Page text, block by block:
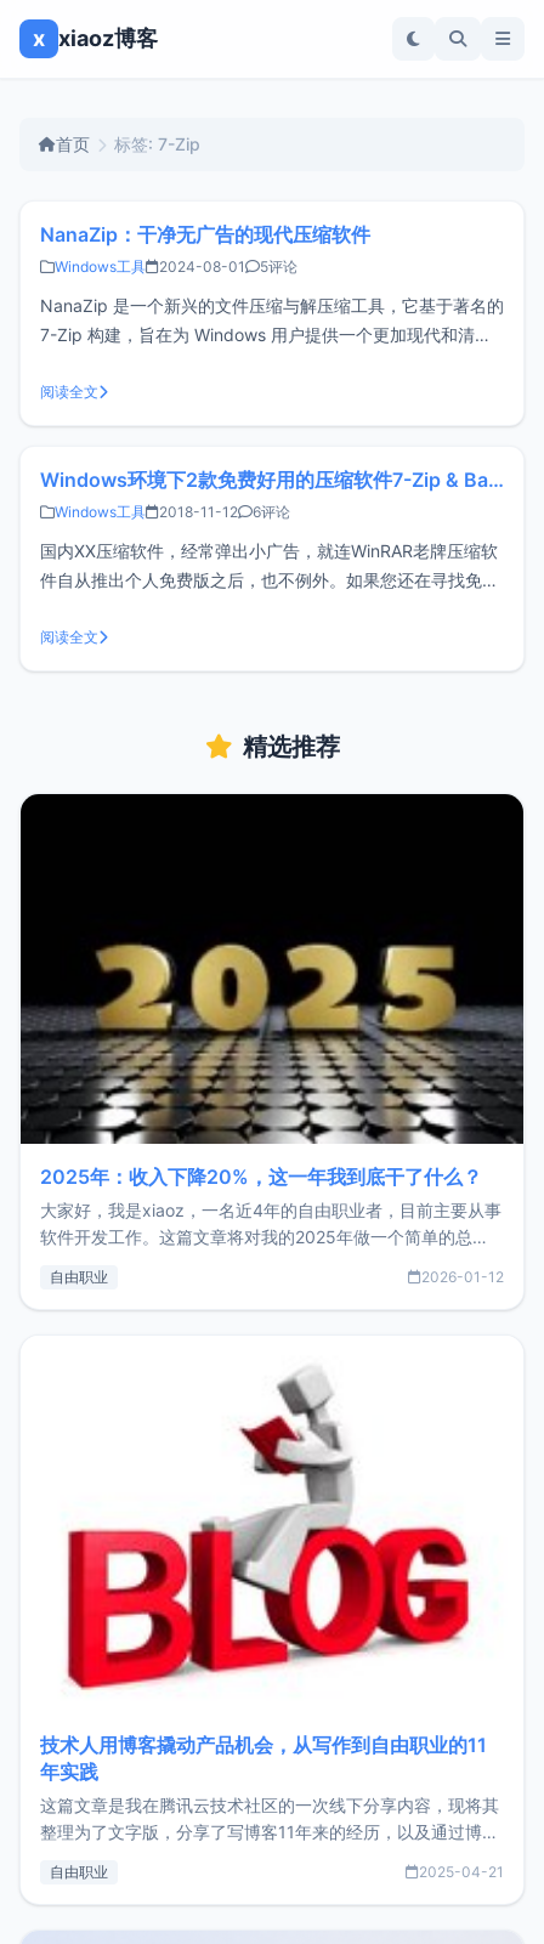
x xiaoz博客
首页 标签: 7-Zip
NanaZip：干净无广告的现代压缩软件
Windows工具 2024-08-01 5评论
NanaZip 是一个新兴的文件压缩与解压缩工具，它基于著名的
7-Zip 构建，旨在为 Windows 用户提供一个更加现代和清洁
高效又易于使用。该软件支持多种压缩格式，包括但不限于
7z、ZIP、RAR 等，且完美集成 Windows
阅读全文
Windows环境下2款免费好用的压缩软件7-Zip & Bandizip
Windows工具 2018-11-12 6评论
国内XX压缩软件，经常弹出小广告，就连WinRAR老牌压缩软
件自从推出个人免费版之后，也不例外。如果您还在寻找免
Zip是一款完全免费而且开源的压缩软件，相比其他软件有更
高的压缩比但同时耗费的资源也相对更多，如果你需要一款能
阅读全文
精选推荐
2025年：收入下降20%，这一年我到底干了什么？
大家好，我是xiaoz，一名近4年的自由职业者，目前主要从事
软件开发工作。这篇文章将对我的2025年做一个简单的总
收入下降20%，但却过得很充实，2026年不求突破，但求保
自由职业 2026-01-12
技术人用博客撬动产品机会，从写作到自由职业的11
年实践
这篇文章是我在腾讯云技术社区的一次线下分享内容，现将其
整理为了文字版，分享了写博客11年来的经历，以及通过博客
了我的首个产品ImgURL的真实数据和产品现状。自我介绍大
自由职业 2025-04-21